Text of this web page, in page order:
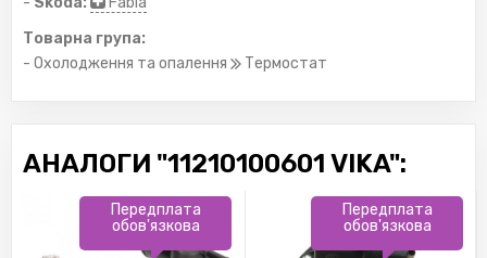
Товарна група:
- Охолодження та опалення
Термостат
АНАЛОГИ "11210100601 VIKA":
Передплата
обов'язкова
Передплата
обов'язкова